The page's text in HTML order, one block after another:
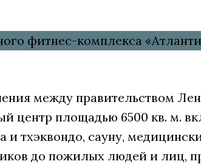
между правительством
площадью 6500 кв. м.
тхэквондо, сауну,
до пожилых людей и лиц,